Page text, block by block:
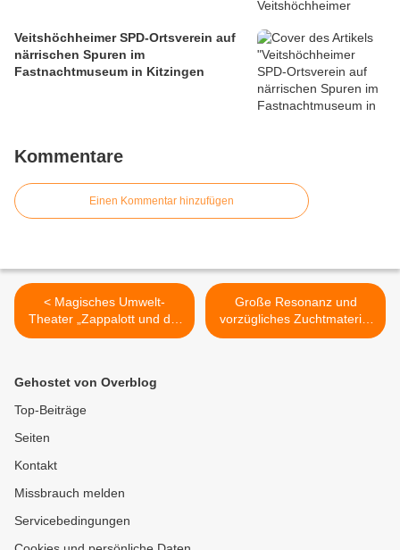
Veitshöchheimer SPD-Ortsverein auf
närrischen Spuren im
Fastnachtmuseum in Kitzingen
Kommentare
Einen Kommentar hinzufügen
< Magisches Umwelt-
Theater „Zappalott und die
Mültonne“ begeisterte im
Große Resonanz und
vorzügliches Zuchtmaterial
der Veitshöchheimer
Gehostet von Overblog
Top-Beiträge
Seiten
Kontakt
Missbrauch melden
Servicebedingungen